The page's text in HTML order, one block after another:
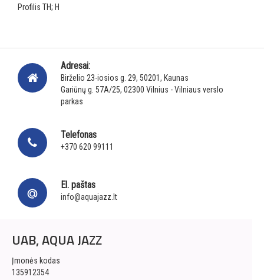
Profilis TH; H
Adresai:
Birželio 23-iosios g. 29, 50201, Kaunas
Gariūnų g. 57A/25, 02300 Vilnius - Vilniaus verslo
parkas
Telefonas
+370 620 99111
El. paštas
info@aquajazz.lt
UAB, AQUA JAZZ
Įmonės kodas
135912354